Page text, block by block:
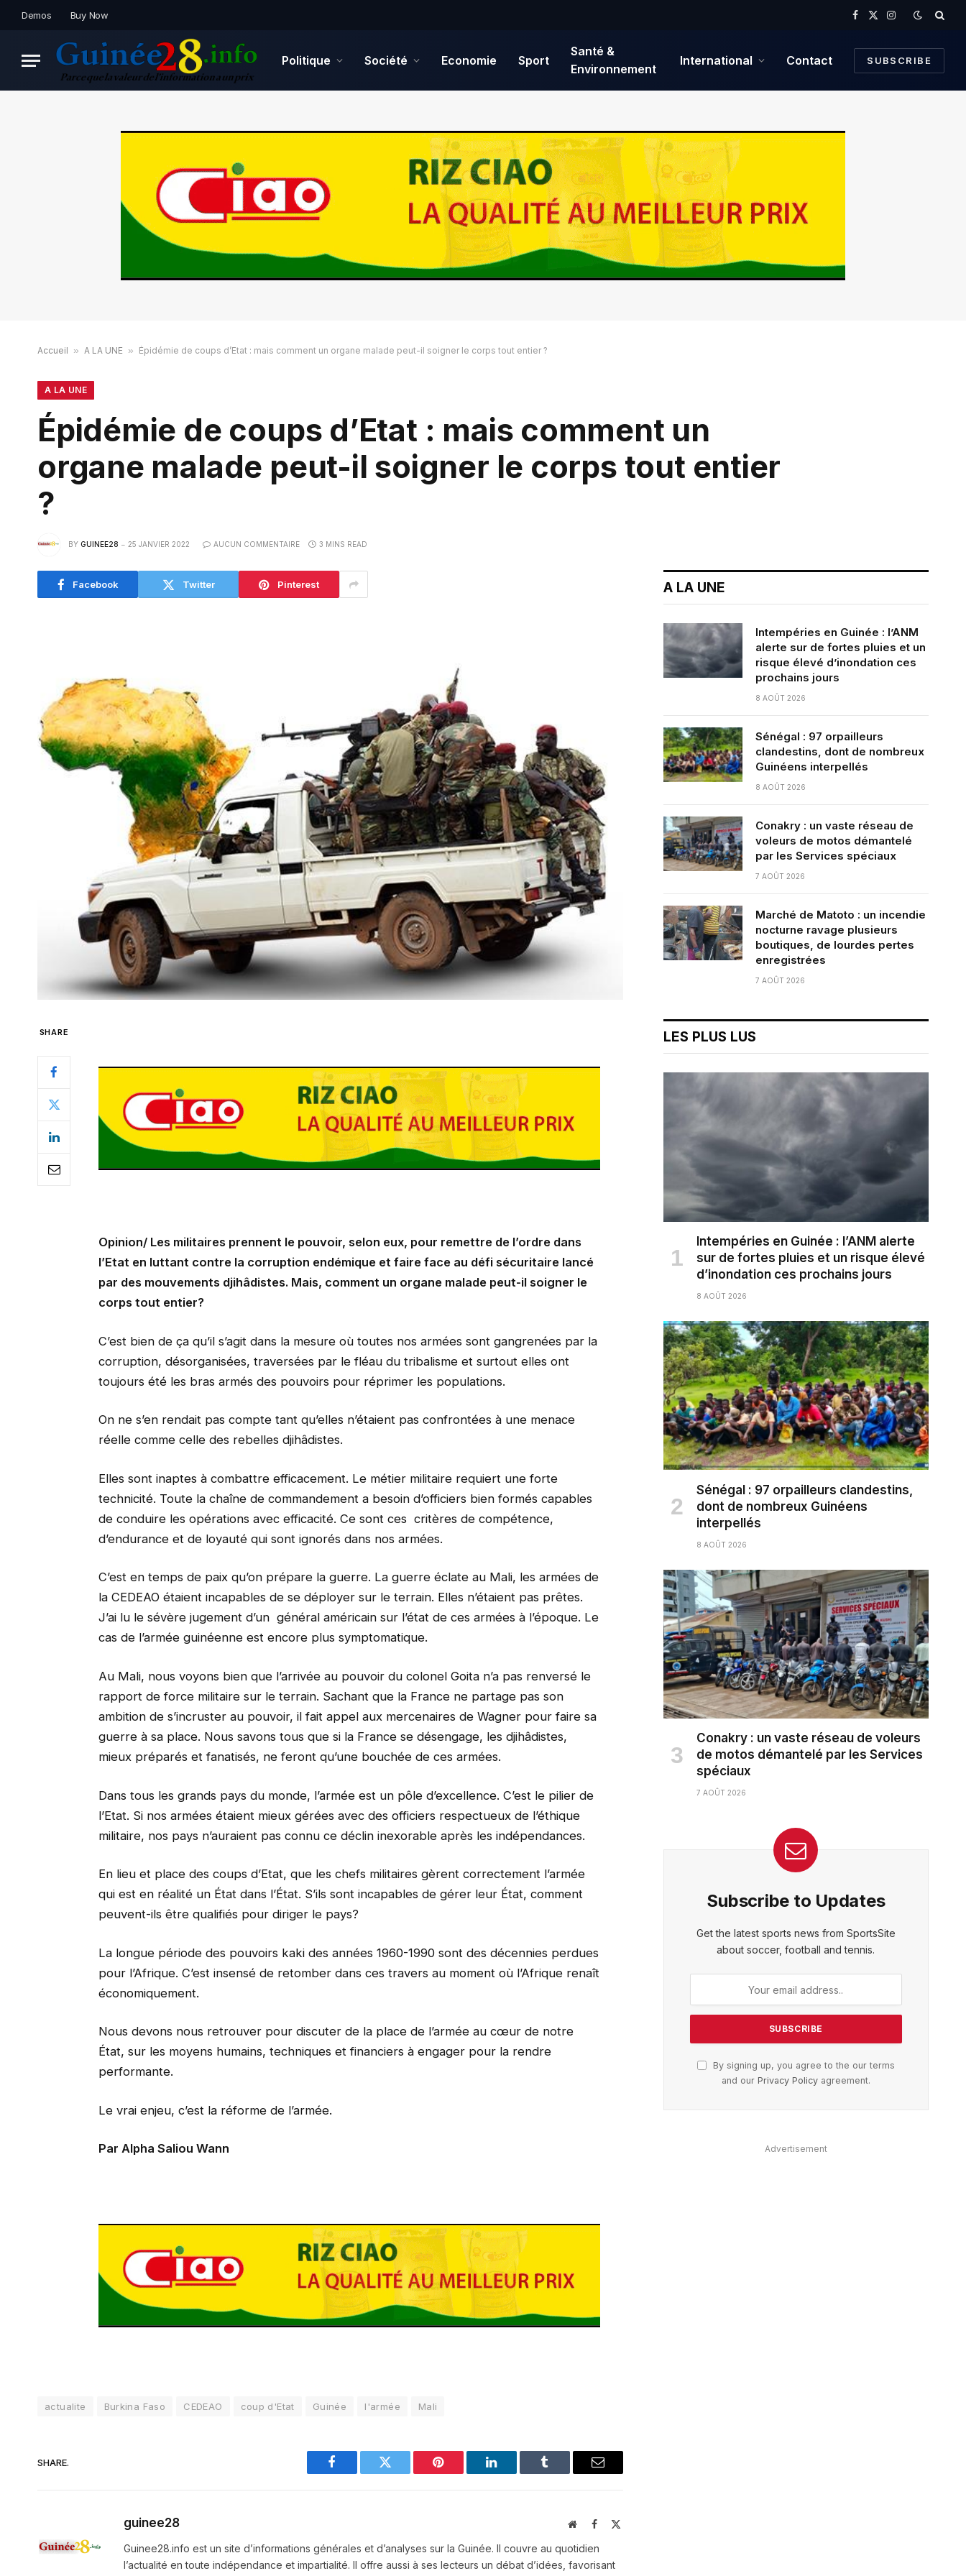
Demos Buy Now
Facebook
X
Instagram
Politique Société Economie Sport
Santé &
Environnement
International Contact SUBSCRIBE
Accueil » A LA UNE » Épidémie de coups d’Etat : mais comment un organe malade peut-il soigner le corps tout entier ?
A LA UNE
Épidémie de coups d’Etat : mais comment un
organe malade peut-il soigner le corps tout entier
?
BY GUINEE28 25 JANVIER 2022 AUCUN COMMENTAIRE 3 MINS READ
Facebook Twitter Pinterest
SHARE
Opinion/ Les militaires prennent le pouvoir, selon eux, pour remettre de l’ordre dans
l’Etat en luttant contre la corruption endémique et faire face au défi sécuritaire lancé
par des mouvements djihâdistes. Mais, comment un organe malade peut-il soigner le
corps tout entier?
C’est bien de ça qu’il s’agit dans la mesure où toutes nos armées sont gangrenées par la
corruption, désorganisées, traversées par le fléau du tribalisme et surtout elles ont
toujours été les bras armés des pouvoirs pour réprimer les populations.
On ne s’en rendait pas compte tant qu’elles n’étaient pas confrontées à une menace
réelle comme celle des rebelles djihâdistes.
Elles sont inaptes à combattre efficacement. Le métier militaire requiert une forte
technicité. Toute la chaîne de commandement a besoin d’officiers bien formés capables
de conduire les opérations avec efficacité. Ce sont ces critères de compétence,
d’endurance et de loyauté qui sont ignorés dans nos armées.
C’est en temps de paix qu’on prépare la guerre. La guerre éclate au Mali, les armées de
la CEDEAO étaient incapables de se déployer sur le terrain. Elles n’étaient pas prêtes.
J’ai lu le sévère jugement d’un général américain sur l’état de ces armées à l’époque. Le
cas de l’armée guinéenne est encore plus symptomatique.
Au Mali, nous voyons bien que l’arrivée au pouvoir du colonel Goita n’a pas renversé le
rapport de force militaire sur le terrain. Sachant que la France ne partage pas son
ambition de s’incruster au pouvoir, il fait appel aux mercenaires de Wagner pour faire sa
guerre à sa place. Nous savons tous que si la France se désengage, les djihâdistes,
mieux préparés et fanatisés, ne feront qu’une bouchée de ces armées.
Dans tous les grands pays du monde, l’armée est un pôle d’excellence. C’est le pilier de
l’Etat. Si nos armées étaient mieux gérées avec des officiers respectueux de l’éthique
militaire, nos pays n’auraient pas connu ce déclin inexorable après les indépendances.
En lieu et place des coups d’Etat, que les chefs militaires gèrent correctement l’armée
qui est en réalité un État dans l’État. S’ils sont incapables de gérer leur État, comment
peuvent-ils être qualifiés pour diriger le pays?
La longue période des pouvoirs kaki des années 1960-1990 sont des décennies perdues
pour l’Afrique. C’est insensé de retomber dans ces travers au moment où l’Afrique renaît
économiquement.
Nous devons nous retrouver pour discuter de la place de l’armée au cœur de notre
État, sur les moyens humains, techniques et financiers à engager pour la rendre
performante.
Le vrai enjeu, c’est la réforme de l’armée.
Par Alpha Saliou Wann
actualite Burkina Faso CEDEAO coup d'Etat Guinée l'armée Mali
SHARE.
Facebook Twitter Pinterest LinkedIn Tumblr Email
guinee28 WebsiteFacebook
X
Guinee28.info est un site d’informations générales et d’analyses sur la Guinée. Il couvre au quotidien
l’actualité en toute indépendance et impartialité. Il offre aussi à ses lecteurs un débat d’idées, favorisant
A LA UNE
Intempéries en Guinée : l’ANM
alerte sur de fortes pluies et un
risque élevé d’inondation ces
prochains jours
8 AOÛT 2026
Sénégal : 97 orpailleurs
clandestins, dont de nombreux
Guinéens interpellés
8 AOÛT 2026
Conakry : un vaste réseau de
voleurs de motos démantelé
par les Services spéciaux
7 AOÛT 2026
Marché de Matoto : un incendie
nocturne ravage plusieurs
boutiques, de lourdes pertes
enregistrées
7 AOÛT 2026
LES PLUS LUS
Intempéries en Guinée : l’ANM alerte
sur de fortes pluies et un risque élevé
d’inondation ces prochains jours
8 AOÛT 2026
Sénégal : 97 orpailleurs clandestins,
dont de nombreux Guinéens
interpellés
8 AOÛT 2026
Conakry : un vaste réseau de voleurs
de motos démantelé par les Services
spéciaux
7 AOÛT 2026
Subscribe to Updates
Get the latest sports news from SportsSite
about soccer, football and tennis.
By signing up, you agree to the our terms
and our Privacy Policyagreement.
Advertisement